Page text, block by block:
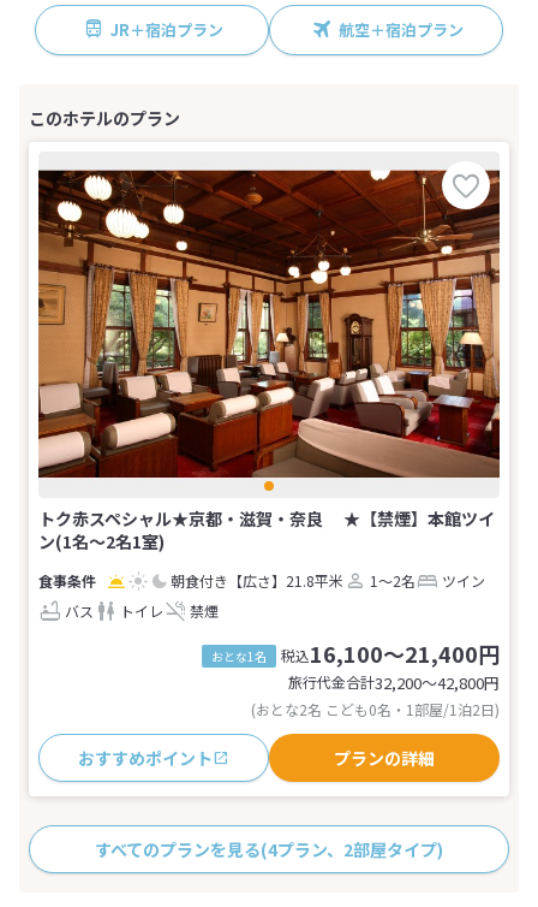
JR＋宿泊プラン 航空＋宿泊プラン
トク赤スペシャル★京都・滋賀・奈良 ★【禁煙】本館ツイ
ン(1名～2名1室)
朝食付き 【広さ】21.8平米 1～2名
ツイン
バス
トイレ 禁煙
おとな1名 税込16,100～21,400円
旅行代金合計32,200〜42,800円
(おとな2名 こども0名・1部屋/1泊2日)
おすすめポイント プランの詳細
すべてのプランを見る(4プラン、2部屋タイプ)